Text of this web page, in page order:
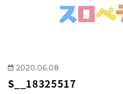
2020.06.08
S__18325517